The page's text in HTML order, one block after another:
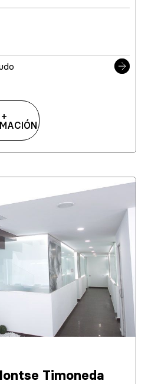
+
Timoneda